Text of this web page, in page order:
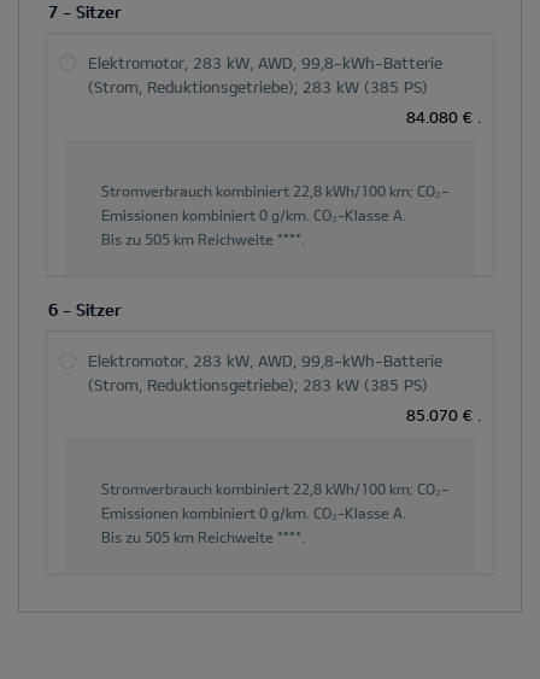
7 - Sitzer
Elektromotor, 283 kW, AWD, 99,8-kWh-Batterie
(Strom, Reduktionsgetriebe); 283 kW (385 PS)
84.080 €
Stromverbrauch kombiniert 22,8 kWh/100 km; CO₂-
Emissionen kombiniert 0 g/km. CO₂-Klasse A.
Bis zu 505 km Reichweite ****.
6 - Sitzer
Elektromotor, 283 kW, AWD, 99,8-kWh-Batterie
(Strom, Reduktionsgetriebe); 283 kW (385 PS)
85.070 €
Stromverbrauch kombiniert 22,8 kWh/100 km; CO₂-
Emissionen kombiniert 0 g/km. CO₂-Klasse A.
Bis zu 505 km Reichweite ****.